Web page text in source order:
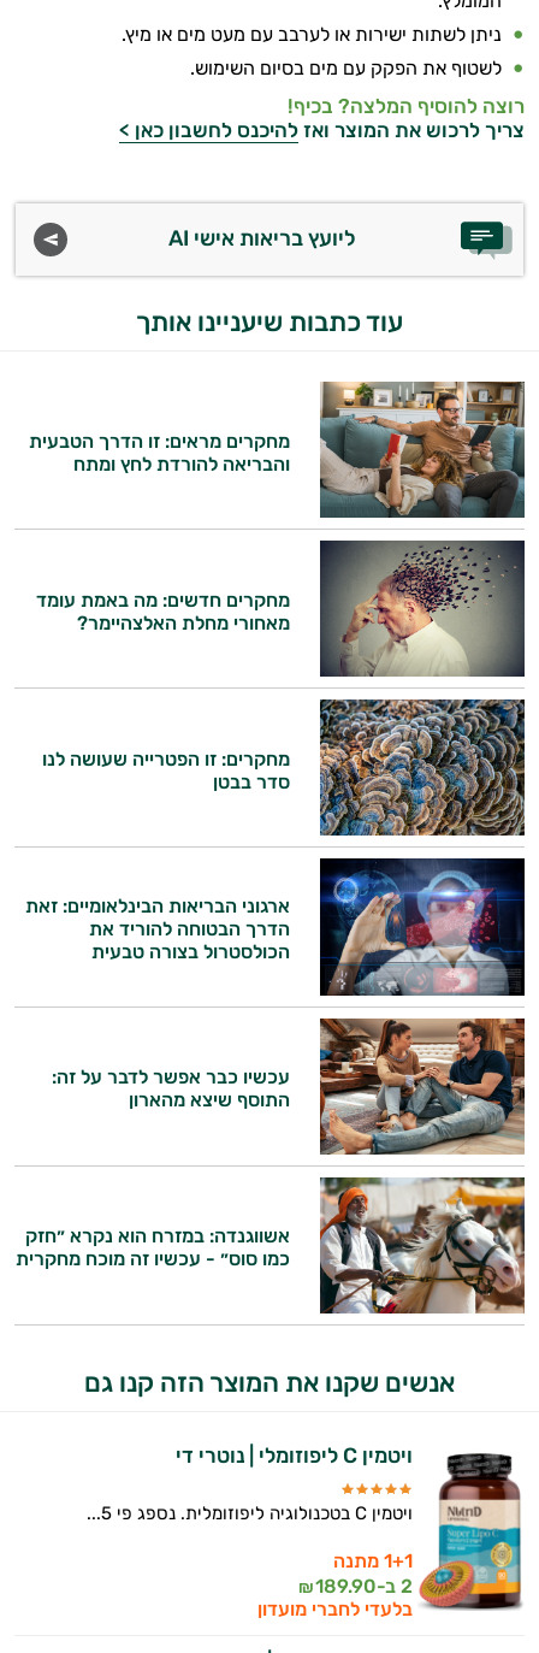
ניתן לשתות ישירות או לערבב עם מעט מים או מיץ.
לשטוף את הפקק עם מים בסיום השימוש.
רוצה להוסיף המלצה? בכיף!
צריך לרכוש את המוצר ואז להיכנס לחשבון כאן >
ליועץ בריאות אישי AI
עוד כתבות שיעניינו אותך
מחקרים מראים: זו הדרך הטבעית
והבריאה להורדת לחץ ומתח
מחקרים חדשים: מה באמת עומד
מאחורי מחלת האלצהיימר?
מחקרים: זו הפטרייה שעושה לנו
סדר בבטן
ארגוני הבריאות הבינלאומיים: זאת
הדרך הבטוחה להוריד את
הכולסטרול בצורה טבעית
עכשיו כבר אפשר לדבר על זה:
התוסף שיצא מהארון
אשווגנדה: במזרח הוא נקרא ״חזק
כמו סוס״ - עכשיו זה מוכח מחקרית
אנשים שקנו את המוצר הזה קנו גם
ויטמין C ליפוזומלי | נוטרי די
ויטמין C בטכנולוגיה ליפוזומלית. נספג פי 5...
1+1 מתנה
2 ב-
189.90
₪
בלעדי לחברי מועדון
היי,
אני יועץ הבריאות האישי AI של טבע בריא.
התשובות שלי מבוססות על מאגרי מידע קליניים